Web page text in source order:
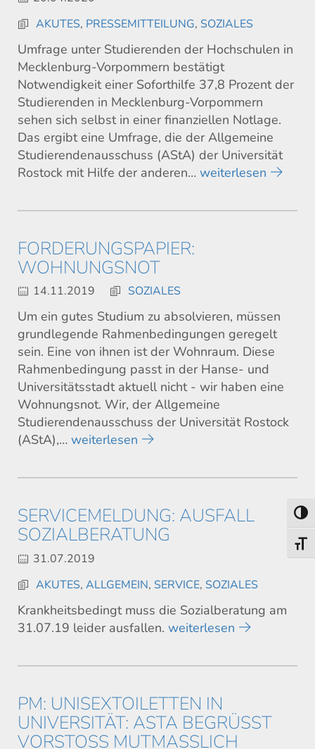
AKUTES, PRESSEMITTEILUNG, SOZIALES
Umfrage unter Studierenden der Hochschulen in
Mecklenburg-Vorpommern bestätigt
Notwendigkeit einer Soforthilfe 37,8 Prozent der
Studierenden in Mecklenburg-Vorpommern
sehen sich selbst in einer finanziellen Notlage.
Das ergibt eine Umfrage, die der Allgemeine
Studierendenausschuss (AStA) der Universität
Rostock mit Hilfe der anderen… weiterlesen
FORDERUNGSPAPIER:
WOHNUNGSNOT
14.11.2019 SOZIALES
Um ein gutes Studium zu absolvieren, müssen
grundlegende Rahmenbedingungen geregelt
sein. Eine von ihnen ist der Wohnraum. Diese
Rahmenbedingung passt in der Hanse- und
Universitätsstadt aktuell nicht - wir haben eine
Wohnungsnot. Wir, der Allgemeine
Studierendenausschuss der Universität Rostock
(AStA),… weiterlesen
SERVICEMELDUNG: AUSFALL
SOZIALBERATUNG
31.07.2019
AKUTES, ALLGEMEIN, SERVICE, SOZIALES
Krankheitsbedingt muss die Sozialberatung am
31.07.19 leider ausfallen. weiterlesen
PM: UNISEXTOILETTEN IN
UNIVERSITÄT: ASTA BEGRÜSST V
ORSTOSS MUTMASSLICH UNI